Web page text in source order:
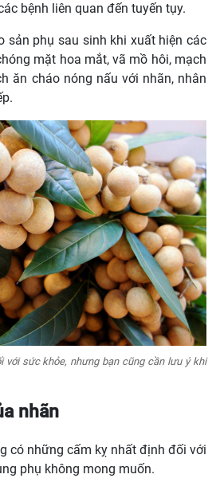
bệnh liên quan đến tuyến tụy.
sản phụ sau sinh khi xuất hiện các
mặt hoa mắt, vã mồ hôi, mạch
ăn cháo nóng nấu với nhãn, nhân
với sức khỏe, nhưng bạn cũng cần lưu ý khi
nhãn
có những cấm kỵ nhất định đối với
phụ không mong muốn.